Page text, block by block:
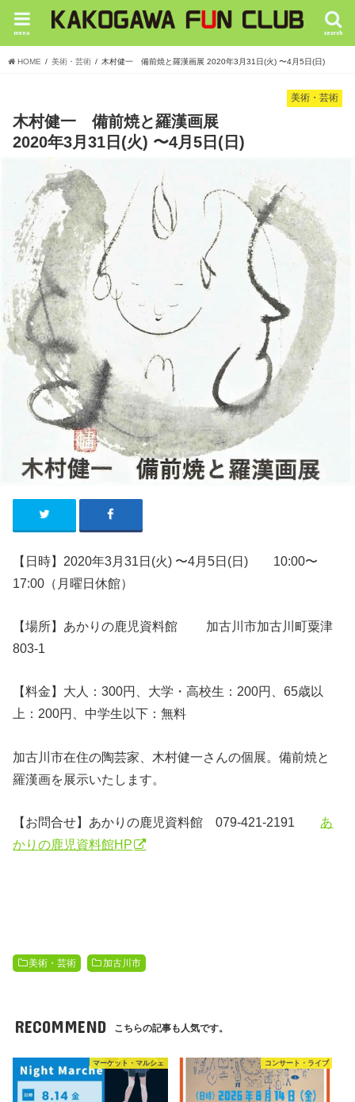
search
menu
HOME 美術・芸術 木村健一 備前焼と羅漢画展 2020年3月31日(火) 〜4月5日(日)
美術・芸術
木村健一 備前焼と羅漢画展
2020年3月31日(火) 〜4月5日(日)
【日時】2020年3月31日(火) 〜4月5日(日)
10:00〜
17:00（月曜日休館）
【場所】あかりの鹿児資料館 加古川市加古川町粟津
803-1
【料金】大人：300円、大学・高校生：200円、65歳以
上：200円、中学生以下：無料
加古川市在住の陶芸家、木村健一さんの個展。備前焼と
羅漢画を展示いたします。
【お問合せ】あかりの鹿児資料館079-421-2191 あ
かりの鹿児資料館HP
美術・芸術 加古川市
RECOMMEND こちらの記事も人気です。
マーケット・マルシェ コンサート・ライブ